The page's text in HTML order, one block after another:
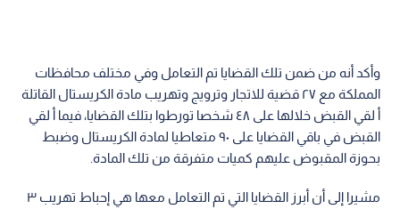
وأكد أنه من ضمن تلك القضايا تم التعامل وفي مختلف محافظات
المملكة مع ٢٧ قضية للاتجار وترويج وتهريب مادة الكريستال القاتلة
أ لقي القبض خلالها على ٤٨ شخصا تورطوا بتلك القضايا، فيما أ لقي
القبض في باقي القضايا على ٩٠ متعاطيا لمادة الكريستال وضبط
بحوزة المقبوض عليهم كميات متفرقة من تلك المادة.
مشيرا إلى أن أبرز القضايا التي تم التعامل معها هي إحباط تهريب ٣